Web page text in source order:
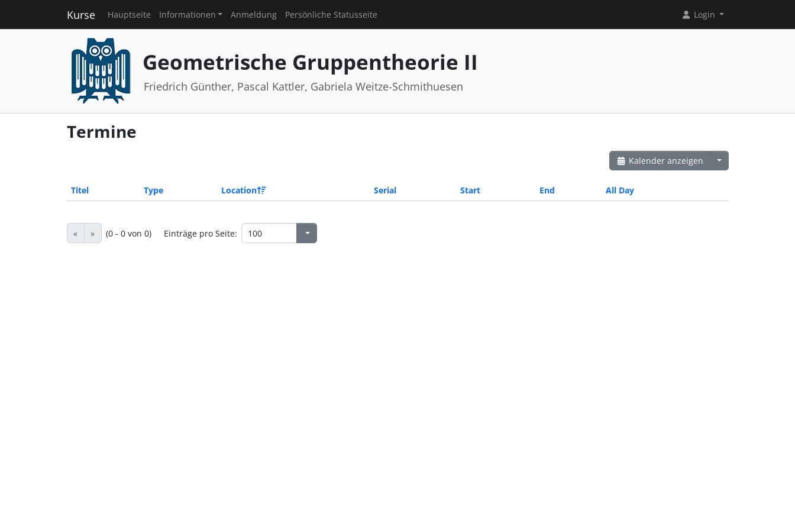
Kurse Hauptseite Informationen Anmeldung Persönliche Statusseite Login
Geometrische Gruppentheorie II
Friedrich Günther, Pascal Kattler, Gabriela Weitze-Schmithuesen
Termine
Kalender anzeigen
Titel Type Location Serial Start End All Day
« » (0 - 0 von 0) Einträge pro Seite: